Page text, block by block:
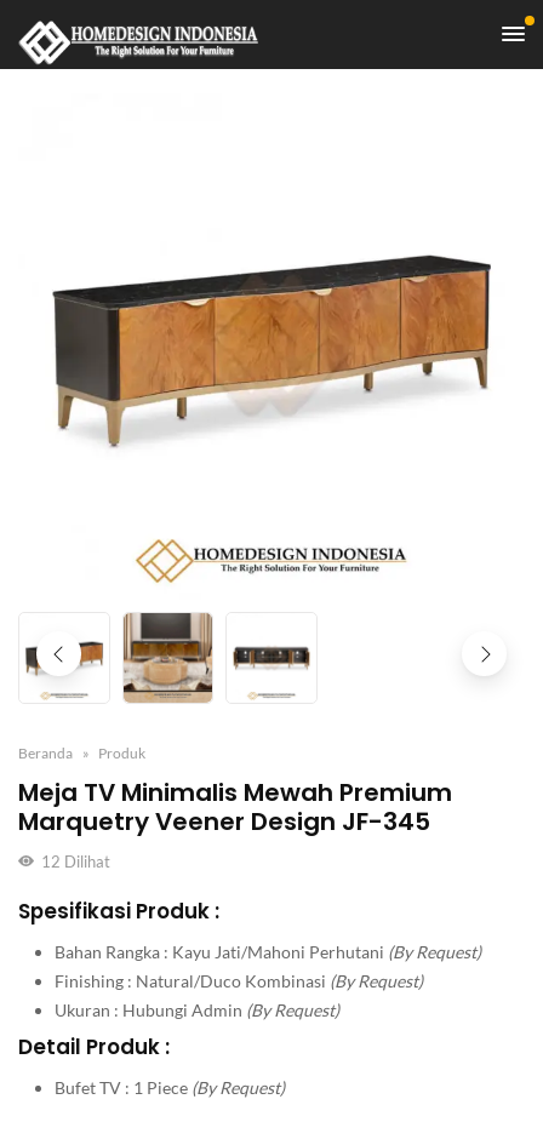
Beranda Produk
Meja TV Minimalis Mewah Premium
Marquetry Veener Design JF-345
12 Dilihat
Spesifikasi Produk :
Bahan Rangka : Kayu Jati/Mahoni Perhutani (By Request)
Finishing : Natural/Duco Kombinasi (By Request)
Ukuran : Hubungi Admin (By Request)
Detail Produk :
Bufet TV : 1 Piece (By Request)